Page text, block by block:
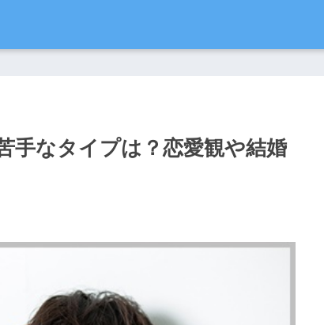
手なタイプは？恋愛観や結婚